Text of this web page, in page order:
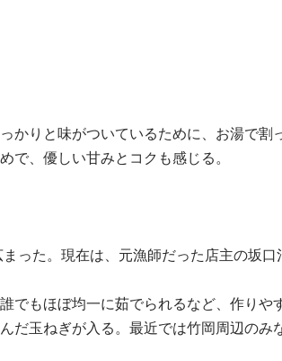
かりと味がついているために、お湯で割
で、優しい甘みとコクも感じる。
った。現在は、元漁師だった店主の坂
でもほぼ均一に茹でられるなど、作りや
だ玉ねぎが入る。最近では竹岡周辺のみ